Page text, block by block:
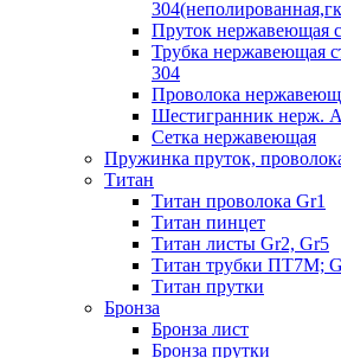
Пруток нержавеющая
Трубка нержавеющая
304
Проволока
Шестигранник нерж.
Сетка нержавеющая
Пружинка пруток,
Титан
Титан проволока Gr1
Титан пинцет
Титан листы Gr2, Gr5
Титан трубки ПТ7М;
Титан прутки
Бронза
Бронза лист
Бронза прутки